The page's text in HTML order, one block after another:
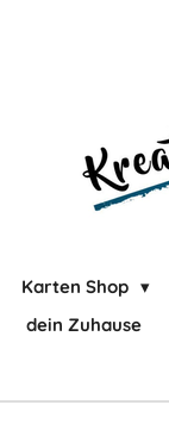
Karten Shop
dein Zuhause